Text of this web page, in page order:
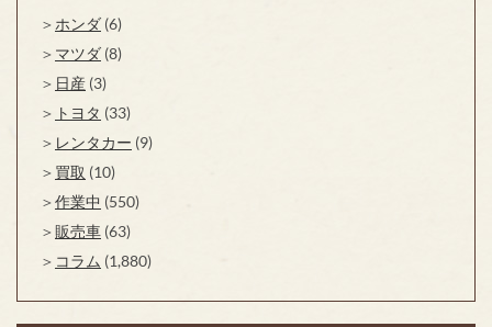
ホンダ (6)
マツダ (8)
日産 (3)
トヨタ (33)
レンタカー (9)
買取 (10)
作業中 (550)
販売車 (63)
コラム (1,880)